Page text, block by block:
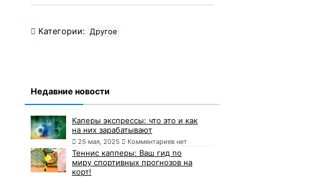
Категории: Другое
Недавние новости
Каперы экспрессы: что это и как
на них зарабатывают
25 мая, 2025 Комментариев нет
Теннис капперы: Ваш гид по
миру спортивных прогнозов на
корт!